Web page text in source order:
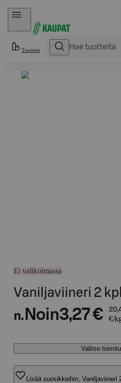
Hyppää sisältöön
Tuotteet
Ei valikoimassa
Vaniljaviineri 2 kpl
n. Noin3,27 €
€/
Valitse
Lisää suosikkeihin, Vaniljaviineri